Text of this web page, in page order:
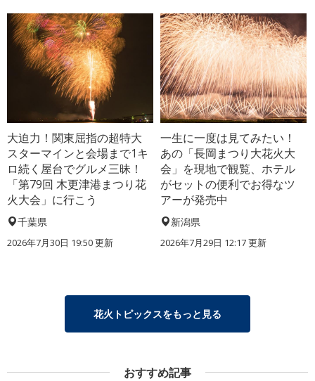
大迫力！関東屈指の超特大
スターマインと会場まで1キ
ロ続く屋台でグルメ三昧！
「第79回 木更津港まつり花
火大会」に行こう
千葉県
2026年7月30日 19:50 更新
一生に一度は見てみたい！
あの「長岡まつり大花火大
会」を現地で観覧、ホテル
がセットの便利でお得なツ
アーが発売中
新潟県
2026年7月29日 12:17 更新
花火トピックスをもっと見る
おすすめ記事